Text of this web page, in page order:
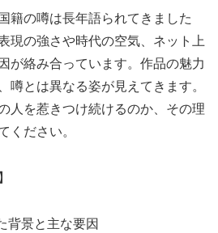
籍の噂は長年語られてきました
現の強さや時代の空気、ネット上
が絡み合っています。作品の魅力
噂とは異なる姿が見えてきます。
人を惹きつけ続けるのか、その理
ください。
背景と主な要因